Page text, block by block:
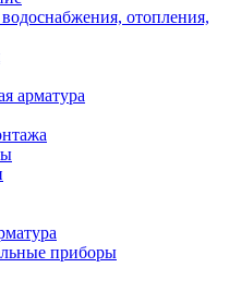
отопления,
арматура
приборы